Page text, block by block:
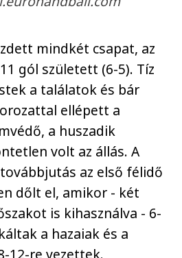
mindkét csapat, az
gól született (6-5). Tíz
a találatok és bár
ellépett a
a huszadik
volt az állás. A
továbbjutás az első félidő
dőlt el, amikor - két
is kihasználva - 6-
a hazaiak és a
12-re vezettek.